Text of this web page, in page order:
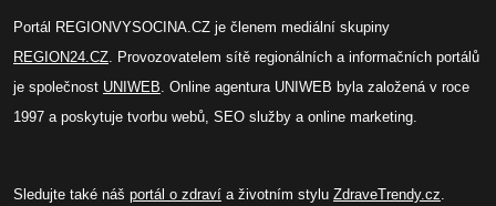
Portál REGIONVYSOCINA.CZ je členem mediální skupiny
REGION24.CZ . Provozovatelem sítě regionálních a informačních portálů
je společnost UNIWEB . Online agentura UNIWEB byla založená v roce
1997 a poskytuje tvorbu webů, SEO služby a online marketing.
Sledujte také náš portál o zdraví a životním stylu ZdraveTrendy.cz